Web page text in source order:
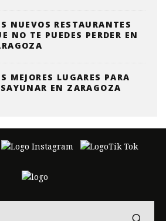
NUEVOS RESTAURANTES
NO TE PUEDES PERDER EN
MEJORES LUGARES PARA
EN ZARAGOZA